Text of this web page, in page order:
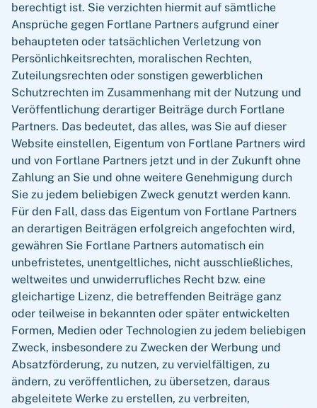
berechtigt ist. Sie verzichten hiermit auf sämtliche
Ansprüche gegen Fortlane Partners aufgrund einer
behaupteten oder tatsächlichen Verletzung von
Persönlichkeitsrechten, moralischen Rechten,
Zuteilungsrechten oder sonstigen gewerblichen
Schutzrechten im Zusammenhang mit der Nutzung und
Veröffentlichung derartiger Beiträge durch Fortlane
Partners. Das bedeutet, das alles, was Sie auf dieser
Website einstellen, Eigentum von Fortlane Partners wird
und von Fortlane Partners jetzt und in der Zukunft ohne
Zahlung an Sie und ohne weitere Genehmigung durch
Sie zu jedem beliebigen Zweck genutzt werden kann.
Für den Fall, dass das Eigentum von Fortlane Partners
an derartigen Beiträgen erfolgreich angefochten wird,
gewähren Sie Fortlane Partners automatisch ein
unbefristetes, unentgeltliches, nicht ausschließliches,
weltweites und unwiderrufliches Recht bzw. eine
gleichartige Lizenz, die betreffenden Beiträge ganz
oder teilweise in bekannten oder später entwickelten
Formen, Medien oder Technologien zu jedem beliebigen
Zweck, insbesondere zu Zwecken der Werbung und
Absatzförderung, zu nutzen, zu vervielfältigen, zu
ändern, zu veröffentlichen, zu übersetzen, daraus
abgeleitete Werke zu erstellen, zu verbreiten,